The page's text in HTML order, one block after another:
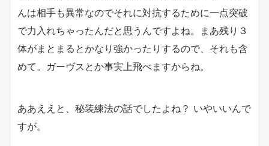
んは相手も異常なのでそれに対抗するために一点突破
で力入れちゃったんだと思うんですよね。まあ残り３
体がまとまるとかなり強かったりするので、それも含
めて。ガーヴスとか事実上飛べますからね。
ああええと、秘装練法の話でしたよね？ いやいいんで
すが。